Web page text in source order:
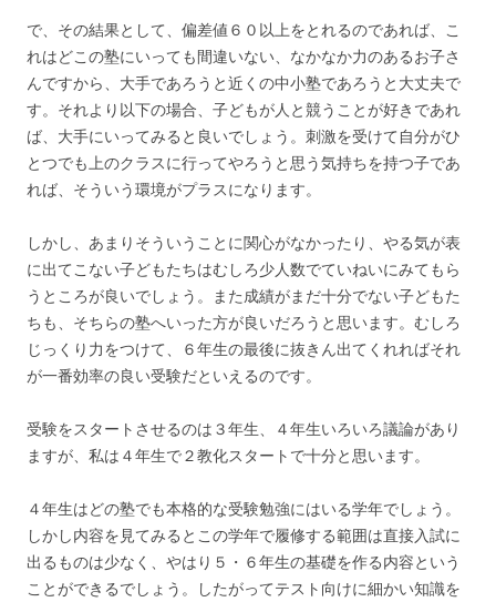
で、その結果として、偏差値６０以上をとれるのであれば、こ
れはどこの塾にいっても間違いない、なかなか力のあるお子さ
んですから、大手であろうと近くの中小塾であろうと大丈夫で
す。それより以下の場合、子どもが人と競うことが好きであれ
ば、大手にいってみると良いでしょう。刺激を受けて自分がひ
とつでも上のクラスに行ってやろうと思う気持ちを持つ子であ
れば、そういう環境がプラスになります。
しかし、あまりそういうことに関心がなかったり、やる気が表
に出てこない子どもたちはむしろ少人数でていねいにみてもら
うところが良いでしょう。また成績がまだ十分でない子どもた
ちも、そちらの塾へいった方が良いだろうと思います。むしろ
じっくり力をつけて、６年生の最後に抜きん出てくれればそれ
が一番効率の良い受験だといえるのです。
受験をスタートさせるのは３年生、４年生いろいろ議論があり
ますが、私は４年生で２教化スタートで十分と思います。
４年生はどの塾でも本格的な受験勉強にはいる学年でしょう。
しかし内容を見てみるとこの学年で履修する範囲は直接入試に
出るものは少なく、やはり５・６年生の基礎を作る内容という
ことができるでしょう。したがってテスト向けに細かい知識を